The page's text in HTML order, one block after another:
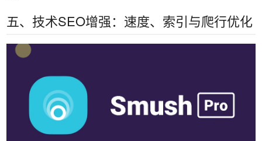
五、技术SEO增强：速度、索引与爬行优化